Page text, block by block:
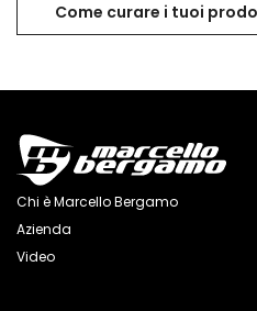
Come curare i tuoi
Chi è Marcello Bergamo
Azienda
Video